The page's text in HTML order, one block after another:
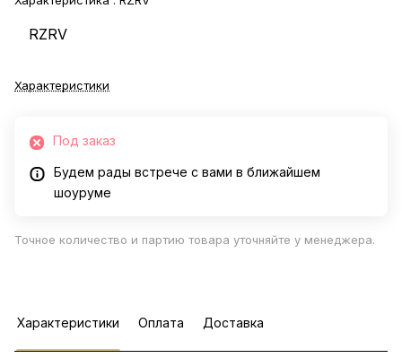
RZRV
Характеристики
Под заказ
Будем рады встрече с вами в ближайшем
шоуруме
Точное количество и партию товара уточняйте у менеджера.
Характеристики Оплата Доставка